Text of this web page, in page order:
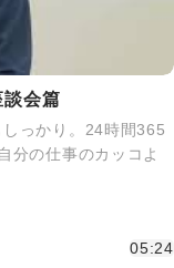
談会篇
っかり。24時間365
分の仕事のカッコよ
05:24